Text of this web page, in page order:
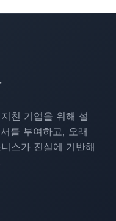
친 기업을 위해 설
를 부여하고, 오래
스가 진실에 기반해